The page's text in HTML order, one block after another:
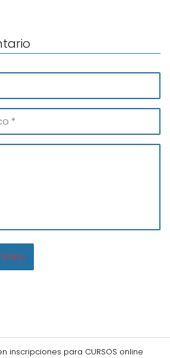
inscripciones para CURSOS online